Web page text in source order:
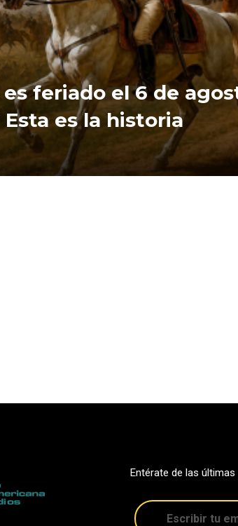
feriado el 6 de
es la historia
Entérate de las últimas